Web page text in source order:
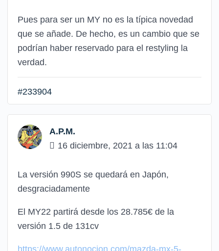
Pues para ser un MY no es la típica novedad
que se añade. De hecho, es un cambio que se
podrían haber reservado para el restyling la
verdad.
#233904
A.P.M.
16 diciembre, 2021 a las 11:04
La versión 990S se quedará en Japón,
desgraciadamente
El MY22 partirá desde los 28.785€ de la
versión 1.5 de 131cv